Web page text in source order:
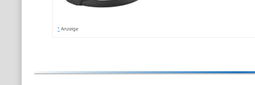
* Anzeige